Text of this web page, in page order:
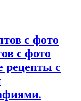
с фото
рецепты с